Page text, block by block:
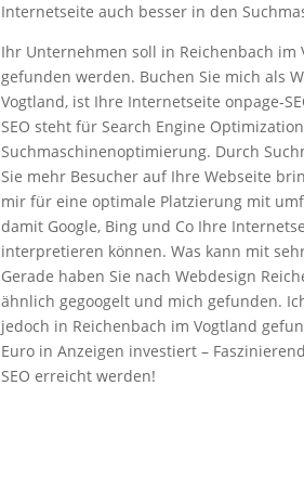
Internetseite auch besser in den
Ihr Unternehmen soll in Reichenbach
gefunden werden. Buchen Sie mich als
Vogtland, ist Ihre Internetseite onpage-
SEO steht für Search Engine
Suchmaschinenoptimierung. Durch
Sie mehr Besucher auf Ihre Webseite
mir für eine optimale Platzierung mit
damit Google, Bing und Co Ihre
interpretieren können. Was kann mit
Gerade haben Sie nach Webdesign
ähnlich gegoogelt und mich gefunden.
jedoch in Reichenbach im Vogtland
Euro in Anzeigen investiert –
SEO erreicht werden!